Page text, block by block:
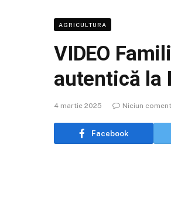
AGRICULTURA
VIDEO
autentică la
4 martie 2025 Niciun
Facebook